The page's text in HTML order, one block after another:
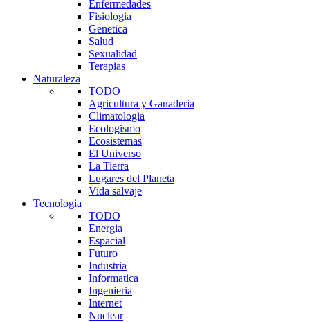
Enfermedades
Fisiologia
Genetica
Salud
Sexualidad
Terapias
Naturaleza
TODO
Agricultura y Ganaderia
Climatologia
Ecologismo
Ecosistemas
El Universo
La Tierra
Lugares del Planeta
Vida salvaje
Tecnologia
TODO
Energia
Espacial
Futuro
Industria
Informatica
Ingenieria
Internet
Nuclear